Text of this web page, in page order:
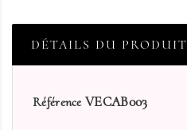
DÉTAILS DU PRODUIT
Référence VECAB003